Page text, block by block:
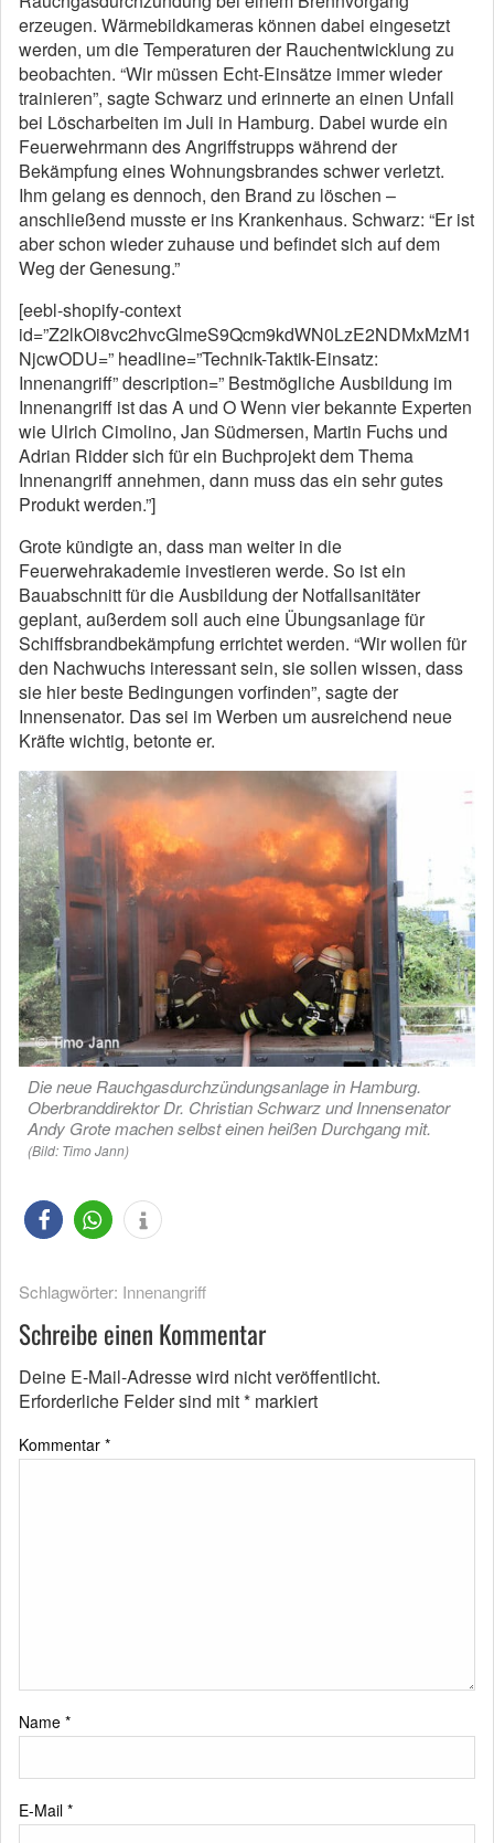
erzeugen. Wärmebildkameras können dabei eingesetzt
werden, um die Temperaturen der Rauchentwicklung zu
beobachten. “Wir müssen Echt-Einsätze immer wieder
trainieren”, sagte Schwarz und erinnerte an einen Unfall
bei Löscharbeiten im Juli in Hamburg. Dabei wurde ein
Feuerwehrmann des Angriffstrupps während der
Bekämpfung eines Wohnungsbrandes schwer verletzt.
Ihm gelang es dennoch, den Brand zu löschen –
anschließend musste er ins Krankenhaus. Schwarz: “Er ist
aber schon wieder zuhause und befindet sich auf dem
Weg der Genesung.”
[eebl-shopify-context
id=”Z2lkOi8vc2hvcGlmeS9Qcm9kdWN0LzE2NDMxMzM1
NjcwODU=” headline=”Technik-Taktik-Einsatz:
Innenangriff” description=” Bestmögliche Ausbildung im
Innenangriff ist das A und O Wenn vier bekannte Experten
wie Ulrich Cimolino, Jan Südmersen, Martin Fuchs und
Adrian Ridder sich für ein Buchprojekt dem Thema
Innenangriff annehmen, dann muss das ein sehr gutes
Produkt werden.”]
Grote kündigte an, dass man weiter in die
Feuerwehrakademie investieren werde. So ist ein
Bauabschnitt für die Ausbildung der Notfallsanitäter
geplant, außerdem soll auch eine Übungsanlage für
Schiffsbrandbekämpfung errichtet werden. “Wir wollen für
den Nachwuchs interessant sein, sie sollen wissen, dass
sie hier beste Bedingungen vorfinden”, sagte der
Innensenator. Das sei im Werben um ausreichend neue
Kräfte wichtig, betonte er.
Die neue Rauchgasdurchzündungsanlage in Hamburg.
Oberbranddirektor Dr. Christian Schwarz und Innensenator
Andy Grote machen selbst einen heißen Durchgang mit.
(Bild: Timo Jann)
Schlagwörter: Innenangriff
Schreibe einen Kommentar
Deine E-Mail-Adresse wird nicht veröffentlicht.
Erforderliche Felder sind mit* markiert
Kommentar *
Name *
E-Mail *